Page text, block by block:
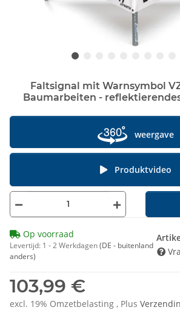
Faltsignal mit Warnsymbol
Baumarbeiten -
103,99 €
excl. 19% Omzetbelasting , Plus
weergave
Produktvideo
Op voorraad
Levertijd: 1 - 2 Werkdagen(DE - buitenland
anders)